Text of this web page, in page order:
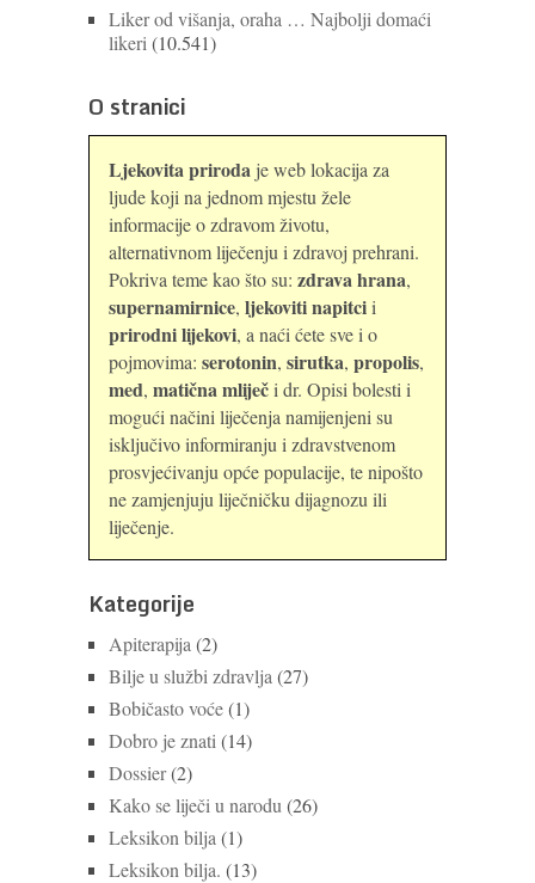
Liker od višanja, oraha … Najbolji domaći
likeri (10.541)
O stranici
Ljekovita priroda je web lokacija za
ljude koji na jednom mjestu žele
informacije o zdravom životu,
alternativnom liječenju i zdravoj prehrani.
Pokriva teme kao što su: zdrava hrana,
supernamirnice, ljekoviti napitcii
prirodni lijekovi, a naći ćete sve i o
pojmovima: serotonin, sirutka, propolis,
med, matična mliječi dr. Opisi bolesti i
mogući načini liječenja namijenjeni su
isključivo informiranju i zdravstvenom
prosvjećivanju opće populacije, te nipošto
ne zamjenjuju liječničku dijagnozu ili
liječenje.
Kategorije
Apiterapija (2)
Bilje u službi zdravlja (27)
Bobičasto voće(1)
Dobro je znati (14)
Dossier(2)
Kako se liječi u narodu (26)
Leksikon bilja (1)
Leksikon bilja. (13)